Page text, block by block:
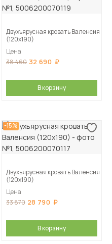
Двухъярусная кровать Валенсия
(120х190)
Цена
38 460 32 690
В корзину
-15%
Двухъярусная кровать Валенсия
(120х190)
Цена
33 870 28 790
В корзину